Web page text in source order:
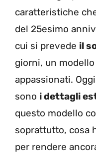
caratteristiche
del 25esimo
cui si prevede il
giorni, un
appassionati.
sono i dettagli
questo modello
soprattutto, cosa
per rendere